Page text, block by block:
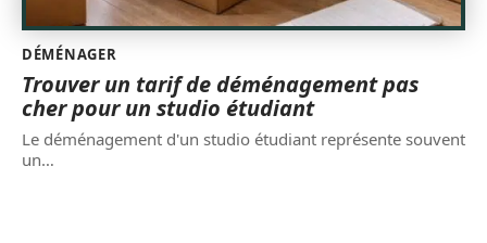
DÉMÉNAGER
Trouver un tarif de déménagement pas
cher pour un studio étudiant
Le déménagement d'un studio étudiant représente souvent
un…